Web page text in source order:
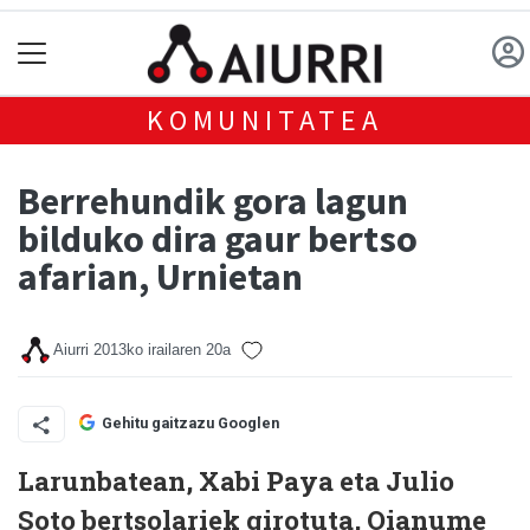
KOMUNITATEA
Berrehundik gora lagun
bilduko dira gaur bertso
afarian, Urnietan
Aiurri 2013ko irailaren 20a
Gehitu gaitzazu Googlen
Larunbatean, Xabi Paya eta Julio
Soto bertsolariek girotuta, Oianume